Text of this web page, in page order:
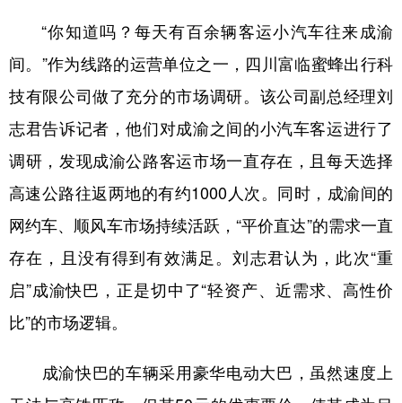
“你知道吗？每天有百余辆客运小汽车往来成渝
间。”作为线路的运营单位之一，四川富临蜜蜂出行科
技有限公司做了充分的市场调研。该公司副总经理刘
志君告诉记者，他们对成渝之间的小汽车客运进行了
调研，发现成渝公路客运市场一直存在，且每天选择
高速公路往返两地的有约1000人次。同时，成渝间的
网约车、顺风车市场持续活跃，“平价直达”的需求一直
存在，且没有得到有效满足。刘志君认为，此次“重
启”成渝快巴，正是切中了“轻资产、近需求、高性价
比”的市场逻辑。
成渝快巴的车辆采用豪华电动大巴，虽然速度上